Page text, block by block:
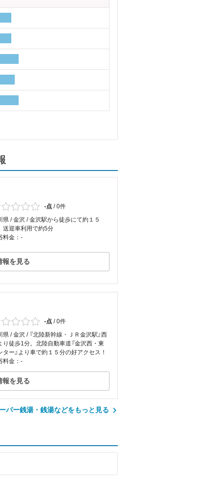
-点 /0件
県 / 金沢 / 金沢駅から徒歩にて約１５
送迎車利用で約5分
料金：-
報を見る
-点 /0件
県 / 金沢 / 『北陸新幹線・ＪＲ金沢駅』西
り徒歩1分。北陸自動車道『金沢西・東
ター』より車で約１５分の好アクセス！
料金：-
報を見る
パー銭湯・銭湯などをもっと見る